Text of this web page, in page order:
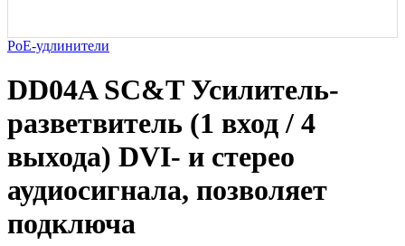
PoE-удлинители
DD04A SC&T Усилитель-
разветвитель (1 вход / 4
выхода) DVI- и стерео
аудиосигнала, позволяет
подключа